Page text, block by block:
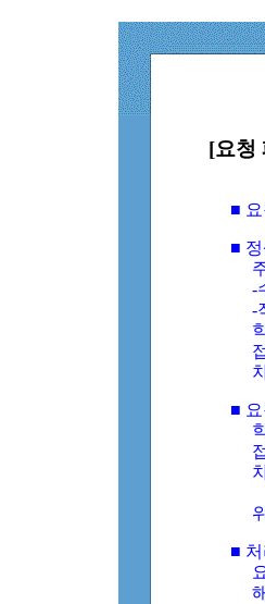
[요청
■
■
-
-
■
■